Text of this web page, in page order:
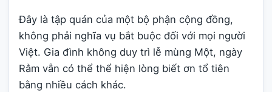
Đây là tập quán của một bộ phận cộng đồng,
không phải nghĩa vụ bắt buộc đối với mọi người
Việt. Gia đình không duy trì lễ mùng Một, ngày
Rằm vẫn có thể thể hiện lòng biết ơn tổ tiên
bằng nhiều cách khác.